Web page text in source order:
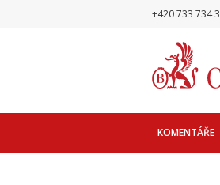
+420 733 734
KOMENTÁŘE